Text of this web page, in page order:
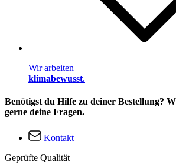
Wir arbeiten
klimabewusst.
Benötigst du Hilfe zu deiner Bestellung?
gerne deine Fragen.
Kontakt
Geprüfte Qualität